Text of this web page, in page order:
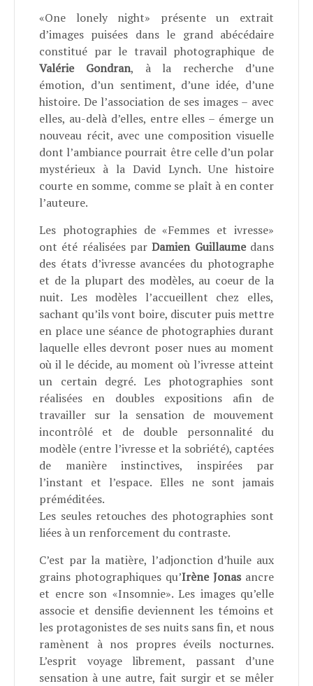
«One lonely night» présente un extrait
d’images puisées dans le grand abécédaire
constitué par le travail photographique de
Valérie Gondran, à la recherche d’une
émotion, d’un sentiment, d’une idée, d’une
histoire. De l’association de ses images – avec
elles, au-delà d’elles, entre elles – émerge un
nouveau récit, avec une composition visuelle
dont l’ambiance pourrait être celle d’un polar
mystérieux à la David Lynch. Une histoire
courte en somme, comme se plaît à en conter
l’auteure.
Les photographies de «Femmes et ivresse»
ont été réalisées parDamien Guillaumedans
des états d’ivresse avancées du photographe
et de la plupart des modèles, au coeur de la
nuit. Les modèles l’accueillent chez elles,
sachant qu’ils vont boire, discuter puis mettre
en place une séance de photographies durant
laquelle elles devront poser nues au moment
où il le décide, au moment où l’ivresse atteint
un certain degré. Les photographies sont
réalisées en doubles expositions afin de
travailler sur la sensation de mouvement
incontrôlé et de double personnalité du
modèle (entre l’ivresse et la sobriété), captées
de manière instinctives, inspirées par
l’instant et l’espace. Elles ne sont jamais
préméditées.
Les seules retouches des photographies sont
liées à un renforcement du contraste.
C’est par la matière, l’adjonction d’huile aux
grains photographiques qu’Irène Jonasancre
et encre son «Insomnie». Les images qu’elle
associe et densifie deviennent les témoins et
les protagonistes de ses nuits sans fin, et nous
ramènent à nos propres éveils nocturnes.
L’esprit voyage librement, passant d’une
sensation à une autre, fait surgir et se mêler